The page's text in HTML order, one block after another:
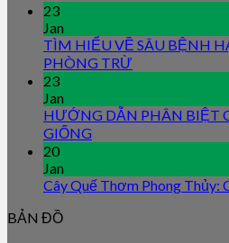
23
Jan
TÌM HIỂU VỀ SÂU BỆNH
PHÒNG TRỪ
23
Jan
HƯỚNG DẪN PHÂN BIỆT
GIỐNG
20
Jan
Cây Quế Thơm Phong Thủy:
BẢN ĐỒ